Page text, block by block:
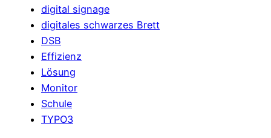
digital signage
digitales schwarzes Brett
DSB
Effizienz
Lösung
Monitor
Schule
TYPO3